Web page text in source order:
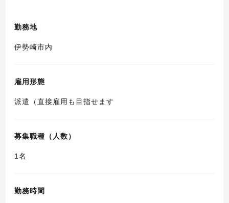
勤務地
伊勢崎市内
雇用形態
派遣（直接雇用も目指せます
募集職種（人数）
1名
勤務時間